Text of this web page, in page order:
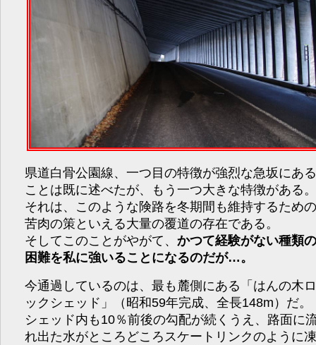
県道白骨公園線、一つ目の特徴が強烈な急坂にあ
ことは既に述べたが、もう一つ大きな特徴がある
それは、このような険路を冬期間も維持するため
苦肉の策といえる大量の覆道の存在である。
そしてこのことがやがて、かつて経験がない種類
困難を私に強いることになるのだが…。
今通過しているのは、最も麓側にある「はんの木
ックシェッド」（昭和59年完成、全長148m）だ。
シェッド内も10％前後の勾配が続くうえ、路面に
れ出た水がところどころスケートリンクのように